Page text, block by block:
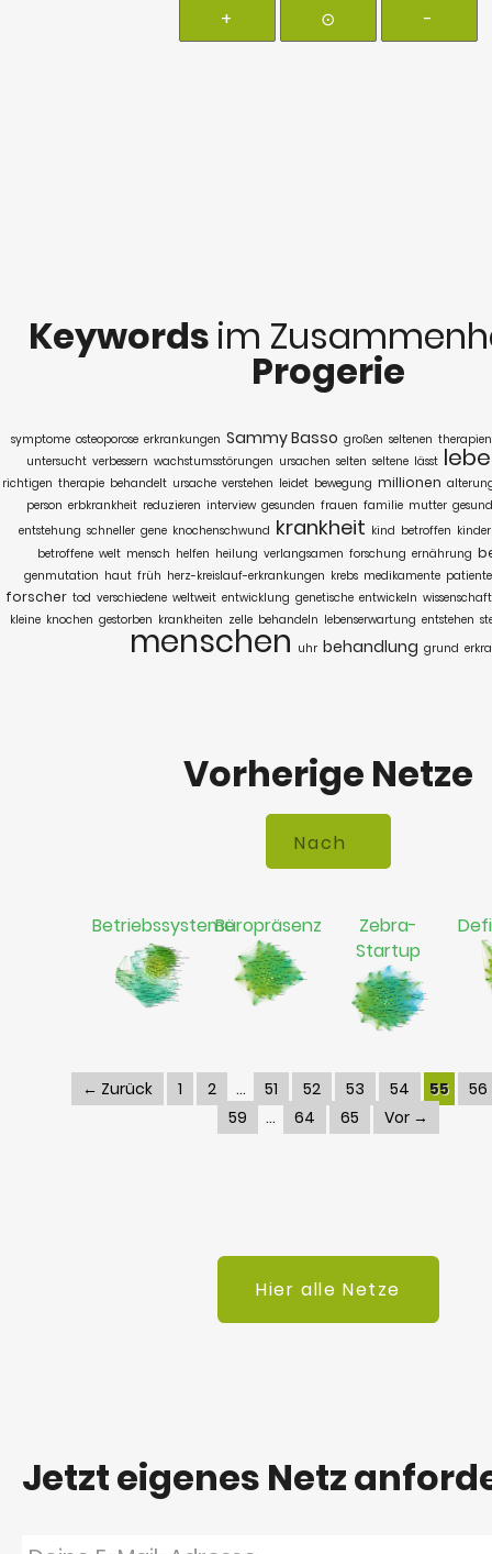
+ ⊙ -
Keywords im
Progerie
symptome osteoporose erkrankungen Sammy Basso großen seltenen therapien
untersucht verbessern wachstumsstörungen ursachen selten seltene lässt
richtigen therapie behandelt ursache verstehen leidet bewegung millionen
person erbkrankheit reduzieren interview gesunden frauen familie mutter
entstehung schneller gene knochenschwund krankheit kind betroffen
betroffene welt mensch helfen heilung verlangsamen forschung ernährung
genmutation haut früh herz-kreislauf-erkrankungen krebs medikamente
forscher tod verschiedene weltweit entwicklung genetische entwickeln
kleine knochen gestorben krankheiten zelle behandeln lebenserwartung entstehen
menschen uhr behandlung grund
Vorherige Netze
BetriebssystemeBüropräsenz
Zebra-
Startup
← Zurück 1 2 51 52 53 54 55
56
59
64 65 Vor →
Hier alle Netze
Jetzt eigenes Netz